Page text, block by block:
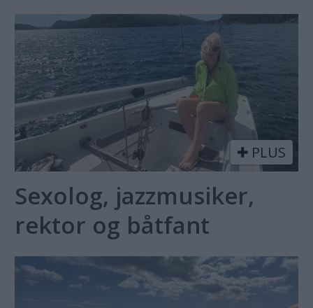
PLUS
Sexolog, jazzmusiker,
rektor og båtfant